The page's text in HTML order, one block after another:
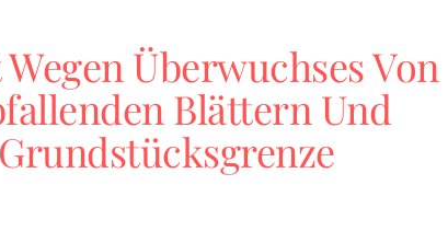
Überwuchses Von
Blättern Und